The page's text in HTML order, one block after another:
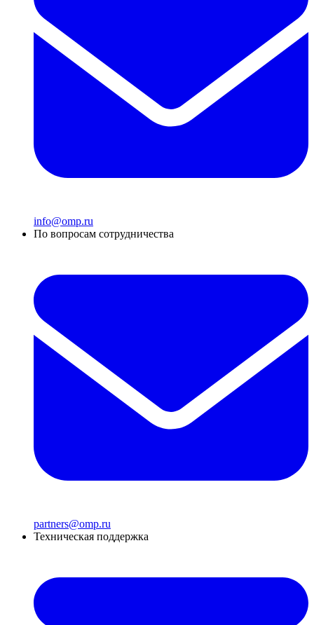
info@omp.ru
По вопросам сотрудничества
partners@omp.ru
Техническая поддержка